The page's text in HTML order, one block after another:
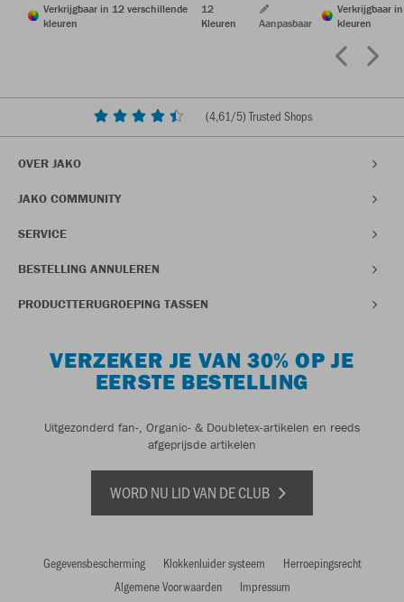
Verkrijgbaar in 12 verschillende
kleuren
12
Kleuren
Aanpasbaar
Verkrijgbaar
kleuren
(4,61/5) Trusted Shops
OVER JAKO
JAKO COMMUNITY
SERVICE
BESTELLING ANNULEREN
PRODUCTTERUGROEPING TASSEN
VERZEKER JE VAN 30% OP JE
EERSTE BESTELLING
Uitgezonderd fan-, Organic- & Doubletex-artikelen en reeds
afgeprijsde artikelen
WORD NU LID VAN DE CLUB
Gegevensbescherming Klokkenluider systeem
Herroepingsrecht
Algemene Voorwaarden
Impressum